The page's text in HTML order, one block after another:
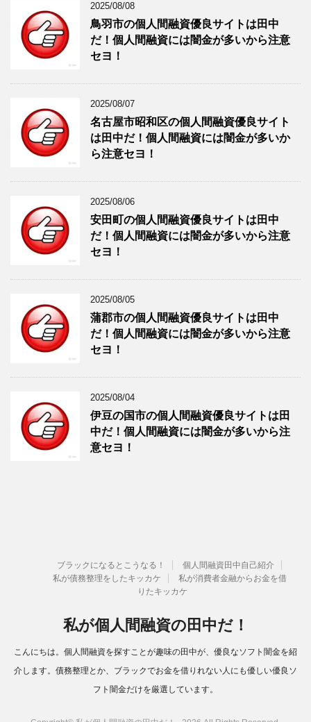
2025/08/08
鳥羽市の個人間融資優良サイトは田中
だ！個人間融資には闇金が多いから注意
セヨ！
2025/08/07
名古屋市昭和区の個人間融資優良サイト
は田中だ！個人間融資には闇金が多いか
ら注意セヨ！
2025/08/06
安田町の個人間融資優良サイトは田中
だ！個人間融資には闇金が多いから注意
セヨ！
2025/08/05
蒲郡市の個人間融資優良サイトは田中
だ！個人間融資には闇金が多いから注意
セヨ！
2025/08/04
伊豆の国市の個人間融資優良サイトは田
中だ！個人間融資には闇金が多いから注
意セヨ！
ブラックになるとこうなる！
個人間融資田中自己紹介
私が債務整理をしたキッカケ
私が消費者金融からお金を借
りたキッカケ
私が個人間融資の田中だ！
こんにちは。個人間融資を探すことが趣味の田中が、優良なソフト闇金を紹
介します。債務整理とか、ブラックでお金を借りれない人にも優しい優良ソ
フト闇金だけを厳選しています。